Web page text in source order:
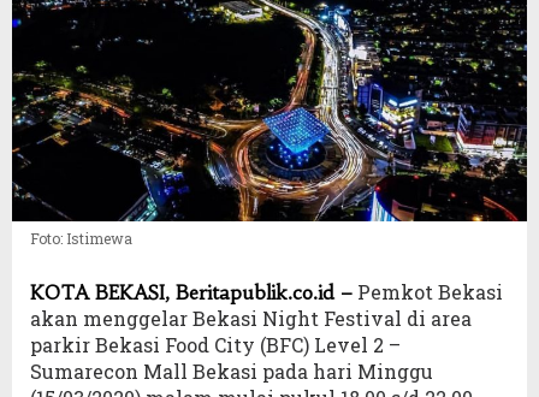
Foto: Istimewa
KOTA BEKASI, Beritapublik.co.id – Pemkot Bekasi
akan menggelar Bekasi Night Festival di area
parkir Bekasi Food City (BFC) Level 2 –
Sumarecon Mall Bekasi pada hari Minggu